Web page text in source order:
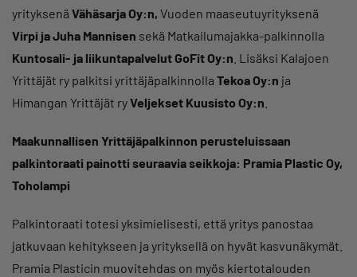
yrityksenä Vähäsarja Oy:n, Vuoden maaseutuyrityksenä
Virpi ja Juha Mannisen sekä Matkailumajakka-palkinnolla
Kuntosali- ja liikuntapalvelut GoFit Oy:n . Lisäksi Kalajoen
Yrittäjät ry palkitsi yrittäjäpalkinnolla Tekoa Oy:n ja
Himangan Yrittäjät ryVeljekset Kuusisto Oy:n
Maakunnallisen Yrittäjäpalkinnon perusteluissaan
palkintoraati painotti seuraavia seikkoja: Pramia Plastic Oy,
Toholampi
Palkintoraati totesi yksimielisesti, että yritys panostaa
jatkuvaan kehitykseen ja yrityksellä on hyvät kasvunäkymät.
Pramia Plasticin muovitehdas on myös kiertotalouden